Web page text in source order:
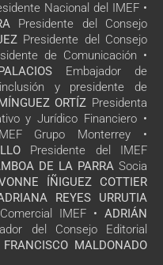
Nacional del IMEF •
Presidente del Consejo
Presidente del Consejo
de Comunicación •
Embajador de
y presidente de
ORTÍZ Presidenta
y Jurídico Financiero •
Grupo Monterrey •
Presidente del IMEF
DE LA PARRA Socia
ÍÑIGUEZ COTTIER
REYES URRUTIA
IMEF • ADRIÁN
del Consejo Editorial
MALDONADO